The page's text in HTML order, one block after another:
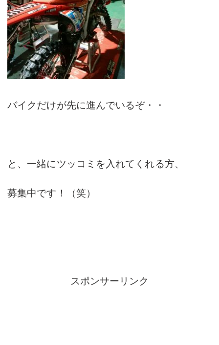
バイクだけが先に進んでいるぞ・・
と、一緒にツッコミを入れてくれる方、
募集中です！（笑）
スポンサーリンク